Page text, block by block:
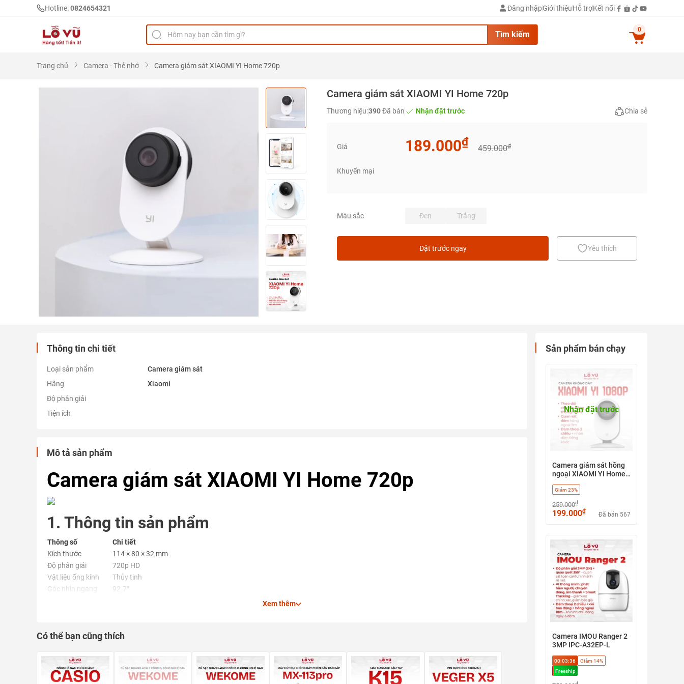
Hotline:0824654321 Đăng nhậpGiới thiệuHỗ trợKết nối
Tìm kiếm 0
Trang chủ Camera - Thẻ nhớ Camera giám sát XIAOMI YI Home 720p
Camera giám sát XIAOMI YI Home 720p
Thương hiệu:390Đã bán Nhận đặt trước Chia sẻ
Giá 189.000₫
459.000₫
Khuyến mại
Màu sắc Đen Trắng
Đặt trước ngay Yêu thích
Thông tin chi tiết
Loại sản phẩm
Camera giám sát
Hãng
Xiaomi
Độ phân giải
Tiện ích
Mô tả sản phẩm
Camera giám sát XIAOMI YI Home 720p
1. Thông tin sản phẩm
Thông số
Chi tiết
Kích thước
114 × 80 × 32 mm
Độ phân giải
720p HD
Vật liệu ống kính
Thủy tinh
Góc nhìn ngang
92.7°
Lưu trữ
Thẻ nhớ microSD 8–32GB
Mã hóa
WEP / WPA / WPA2
Tương thích
iOS 7.0+ / Android 4.0+
Xem thêm
Có thể bạn cũng thích
Sản phẩm bán chạy
Nhận đặt trước
Camera giám sát hồng
ngoại XIAOMI YI Home
Giảm 23%
259.000₫
199.000₫ Đã bán 567
Camera IMOU Ranger 2
3MP IPC-A32EP-L
00:03:36
Giảm 14%
Freeship